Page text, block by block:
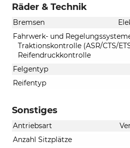
Räder & Technik
Bremsen
Fahrwerk- und
Traktionskontrolle (ASR/CTS/
Reifendruckkontrolle
Felgentyp
Reifentyp
Sonstiges
Antriebsart
Anzahl Sitzplätze